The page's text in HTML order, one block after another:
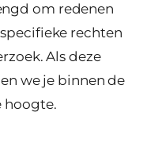
om redenen
rechten
Als deze
we je binnen de
hoogte.